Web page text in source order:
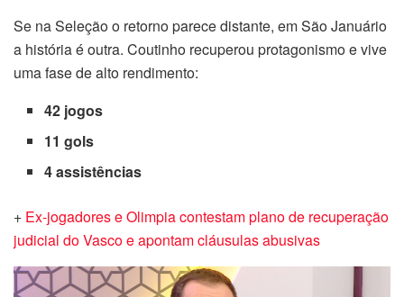
Se na Seleção o retorno parece distante, em São Januário
a história é outra. Coutinho recuperou protagonismo e vive
uma fase de alto rendimento:
42 jogos
11 gols
4 assistências
+ Ex-jogadores e Olimpia contestam plano de recuperação
judicial do Vasco e apontam cláusulas abusivas